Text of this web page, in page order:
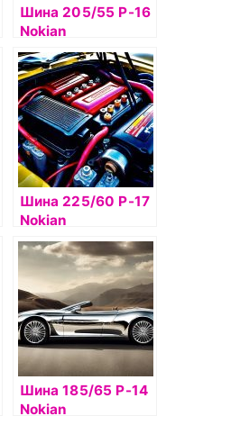
Шина 205/55 Р-16
Nokian
Hakkapelitta 8 94T
б/к шип
Шина 225/60 Р-17
Nokian
Hakkapelitta 7 SUV
XL 103T шип
Шина 185/65 Р-14
Nokian